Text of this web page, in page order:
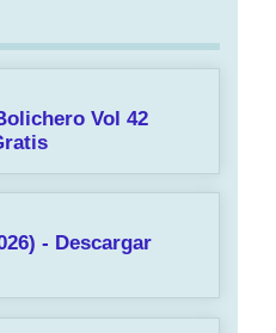
Vol 42
- Descargar